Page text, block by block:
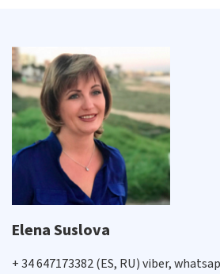
Elena Suslova
+ 34 647173382 (ES, RU) viber,